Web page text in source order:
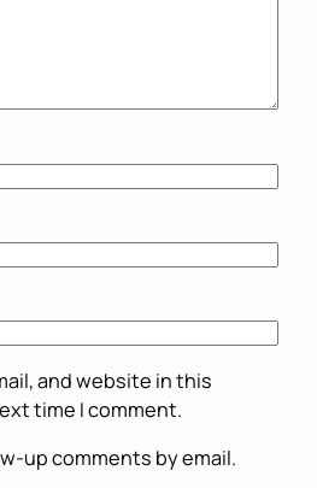
and website in this
time I comment.
up comments by email.